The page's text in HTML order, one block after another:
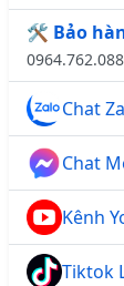
🛠️ Bảo
0964.762.088
Chat
Chat
Kênh
Tiktok